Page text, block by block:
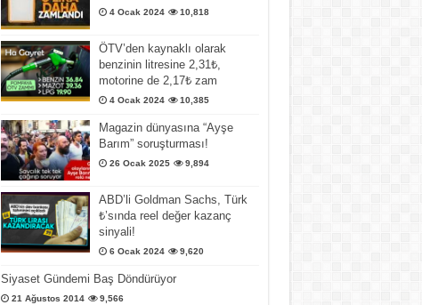
4 Ocak 2024 10,818
ÖTV’den kaynaklı olarak
benzinin litresine 2,31₺,
motorine de 2,17₺ zam
4 Ocak 2024 10,385
Magazin dünyasına “Ayşe
Barım” soruşturması!
26 Ocak 2025 9,894
ABD’li Goldman Sachs, Türk
₺’sında reel değer kazanç
sinyali!
6 Ocak 2024 9,620
Siyaset Gündemi Baş Döndürüyor
21 Ağustos 2014 9,566